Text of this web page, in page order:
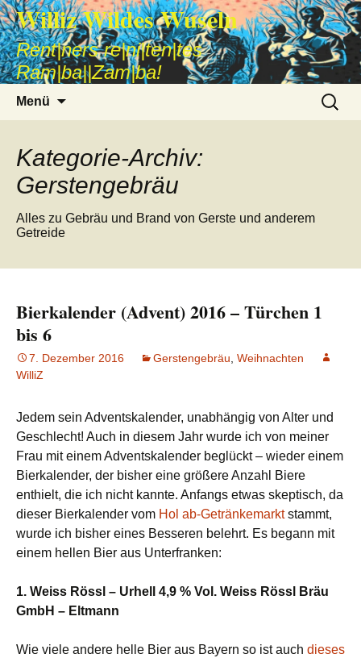
Williz Wildes Wuseln
Rent|ners re|ni|ten|tes
Ram|ba||Zam|ba!
Menü
Suche
nach:
Kategorie-Archiv:
Gerstengebräu
Alles zu Gebräu und Brand von Gerste und anderem
Getreide
Bierkalender (Advent) 2016 – Türchen 1
bis 6
7. Dezember 2016 Gerstengebräu Weihnachten
WilliZ
Jedem sein Adventskalender, unabhängig von Alter und
Geschlecht! Auch in diesem Jahr wurde ich von meiner
Frau mit einem Adventskalender beglückt – wieder einem
Bierkalender, der bisher eine größere Anzahl Biere
enthielt, die ich nicht kannte. Anfangs etwas skeptisch, da
dieser Bierkalender vom Hol ab-Getränkemarktstammt,
wurde ich bisher eines Besseren belehrt. Es begann mit
einem hellen Bier aus Unterfranken:
1. Weiss Rössl – Urhell 4,9 % Vol. Weiss Rössl Bräu
GmbH – Eltmann
Wie viele andere helle Bier aus Bayern so ist auch dieses